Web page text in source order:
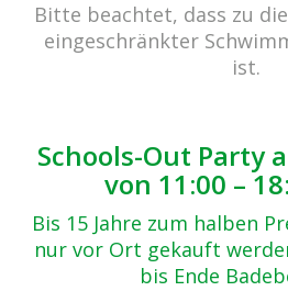
Zurück zur Übersicht
Bitte beachtet, dass zu
eingeschränkter
ist.
Schools-Out Party
von 11:00 –
Bis 15 Jahre zum halben
nur vor Ort gekauft
bis Ende